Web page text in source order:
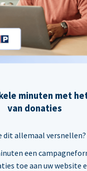
minuten met
van donaties
dit allemaal versnellen?
een
toe aan uw website